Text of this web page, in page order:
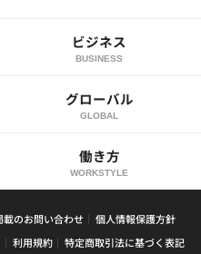
ビジネス
BUSINESS
グローバル
GLOBAL
働き方
WORKSTYLE
載のお問い合わせ
個人情報保護方針
利用規約
特定商取引法に基づく表記